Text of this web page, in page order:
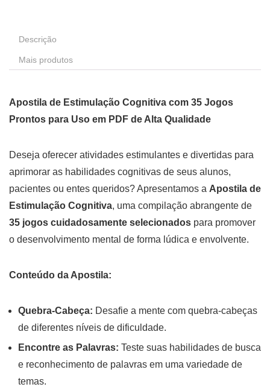
Descrição
Mais produtos
Apostila de Estimulação Cognitiva com 35 Jogos
Prontos para Uso em PDF de Alta Qualidade
Deseja oferecer atividades estimulantes e divertidas para
aprimorar as habilidades cognitivas de seus alunos,
pacientes ou entes queridos? Apresentamos a Apostila de
Estimulação Cognitiva, uma compilação abrangente de
35 jogos cuidadosamente selecionados para promover
o desenvolvimento mental de forma lúdica e envolvente.
Conteúdo da Apostila:
Quebra-Cabeça: Desafie a mente com quebra-cabeças
de diferentes níveis de dificuldade.
Encontre as Palavras: Teste suas habilidades de busca
e reconhecimento de palavras em uma variedade de
temas.